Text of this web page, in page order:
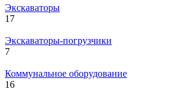
Экскаваторы
17
Экскаваторы-погрузчики
7
Коммунальное оборудование
16